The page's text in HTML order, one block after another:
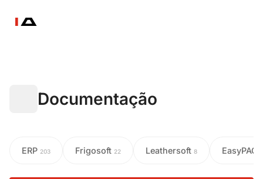
Documentação
ERP 203 Frigosoft 22 Leathersoft 8 EasyPAC